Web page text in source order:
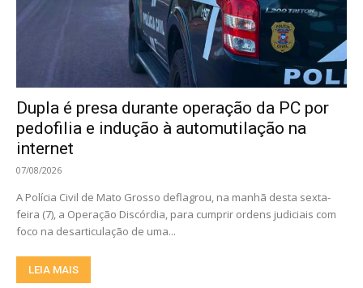
Dupla é presa durante operação da PC por
pedofilia e indução à automutilação na
internet
07/08/2026
A Polícia Civil de Mato Grosso deflagrou, na manhã desta sexta-
feira (7), a Operação Discórdia, para cumprir ordens judiciais com
foco na desarticulação de uma...
LEIA MAIS